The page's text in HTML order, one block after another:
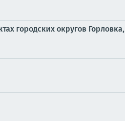
городских округов Горловка,